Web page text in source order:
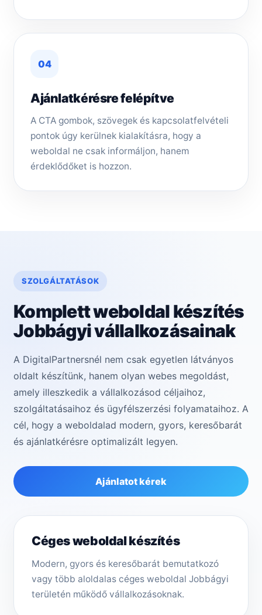
04
Ajánlatkérésre felépítve
A CTA gombok, szövegek és kapcsolatfelvételi
pontok úgy kerülnek kialakításra, hogy a
weboldal ne csak informáljon, hanem
érdeklődőket is hozzon.
SZOLGÁLTATÁSOK
Komplett weboldal készítés
Jobbágyi vállalkozásainak
A DigitalPartnersnél nem csak egyetlen látványos
oldalt készítünk, hanem olyan webes megoldást,
amely illeszkedik a vállalkozásod céljaihoz,
szolgáltatásaihoz és ügyfélszerzési folyamataihoz. A
cél, hogy a weboldalad modern, gyors, keresőbarát
és ajánlatkérésre optimalizált legyen.
Ajánlatot kérek
Céges weboldal készítés
Modern, gyors és keresőbarát bemutatkozó
vagy több aloldalas céges weboldal Jobbágyi
területén működő vállalkozásoknak.